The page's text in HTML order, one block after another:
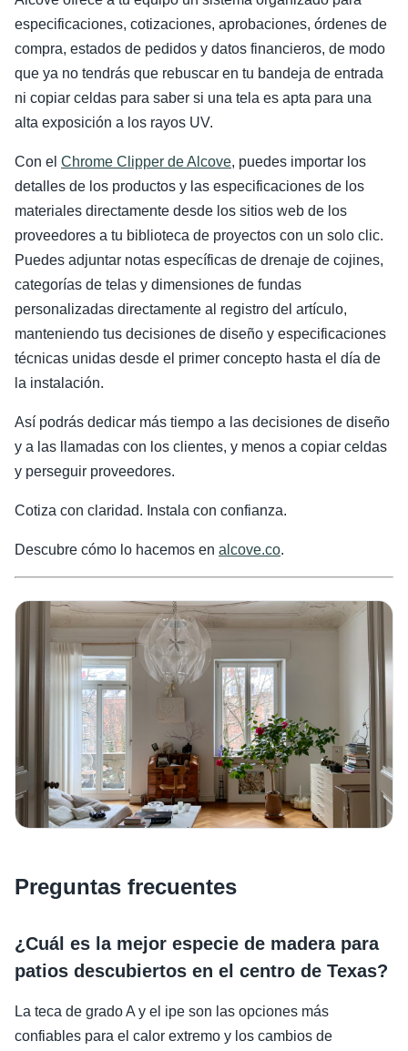
especificaciones, cotizaciones, aprobaciones, órdenes de
compra, estados de pedidos y datos financieros, de modo
que ya no tendrás que rebuscar en tu bandeja de entrada
ni copiar celdas para saber si una tela es apta para una
alta exposición a los rayos UV.
Con el Chrome Clipper de Alcove, puedes importar los
detalles de los productos y las especificaciones de los
materiales directamente desde los sitios web de los
proveedores a tu biblioteca de proyectos con un solo clic.
Puedes adjuntar notas específicas de drenaje de cojines,
categorías de telas y dimensiones de fundas
personalizadas directamente al registro del artículo,
manteniendo tus decisiones de diseño y especificaciones
técnicas unidas desde el primer concepto hasta el día de
la instalación.
Así podrás dedicar más tiempo a las decisiones de diseño
y a las llamadas con los clientes, y menos a copiar celdas
y perseguir proveedores.
Cotiza con claridad. Instala con confianza.
Descubre cómo lo hacemos en alcove.co.
Preguntas frecuentes
¿Cuál es la mejor especie de madera para
patios descubiertos en el centro de Texas?
La teca de grado A y el ipe son las opciones más
confiables para el calor extremo y los cambios de